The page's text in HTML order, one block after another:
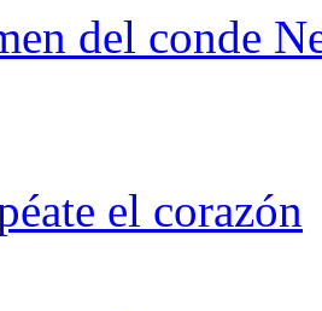
del conde
el corazón